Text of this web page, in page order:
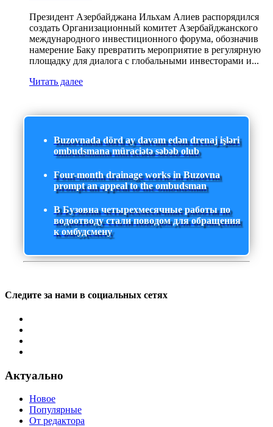
Президент Азербайджана Ильхам Алиев распорядился
создать Организационный комитет Азербайджанского
международного инвестиционного форума, обозначив
намерение Баку превратить мероприятие в регулярную
площадку для диалога с глобальными инвесторами и...
Читать далее
Buzovnada dörd ay davam edən drenaj işləri
ombudsmana müraciətə səbəb olub
Four-month drainage works in Buzovna
prompt an appeal to the ombudsman
В Бузовна четырехмесячные работы по
водоотводу стали поводом для обращения
к омбудсмену
Следите за нами в социальных сетях
Актуально
Новое
Популярные
От редактора